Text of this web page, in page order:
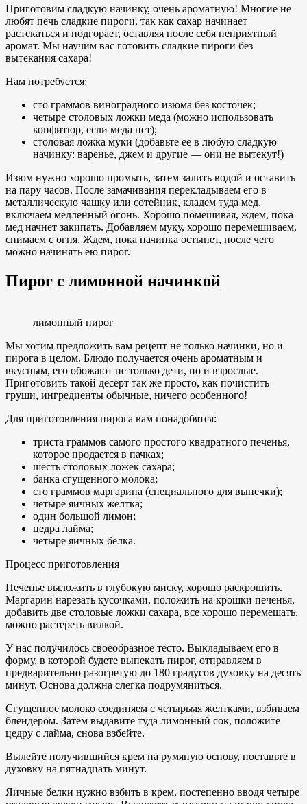
Приготовим сладкую начинку, очень ароматную! Многие не
любят печь сладкие пироги, так как сахар начинает
растекаться и подгорает, оставляя после себя неприятный
аромат. Мы научим вас готовить сладкие пироги без
вытекания сахара!
Нам потребуется:
сто граммов виноградного изюма без косточек;
четыре столовых ложки меда (можно использовать
конфитюр, если меда нет);
столовая ложка муки (добавьте ее в любую сладкую
начинку: варенье, джем и другие — они не вытекут!)
Изюм нужно хорошо промыть, затем залить водой и оставить
на пару часов. После замачивания перекладываем его в
металлическую чашку или сотейник, кладем туда мед,
включаем медленный огонь. Хорошо помешивая, ждем, пока
мед начнет закипать. Добавляем муку, хорошо перемешиваем,
снимаем с огня. Ждем, пока начинка остынет, после чего
можно начинять ею пирог.
Пирог с лимонной начинкой
лимонный пирог
Мы хотим предложить вам рецепт не только начинки, но и
пирога в целом. Блюдо получается очень ароматным и
вкусным, его обожают не только дети, но и взрослые.
Приготовить такой десерт так же просто, как почистить
груши, ингредиенты обычные, ничего особенного!
Для приготовления пирога вам понадобятся:
триста граммов самого простого квадратного печенья,
которое продается в пачках;
шесть столовых ложек сахара;
банка сгущенного молока;
сто граммов маргарина (специального для выпечки);
четыре яичных желтка;
один большой лимон;
цедра лайма;
четыре яичных белка.
Процесс приготовления
Печенье выложить в глубокую миску, хорошо раскрошить.
Маргарин нарезать кусочками, положить на крошки печенья,
добавить две столовые ложки сахара, все хорошо перемешать,
можно растереть вилкой.
У нас получилось своеобразное тесто. Выкладываем его в
форму, в которой будете выпекать пирог, отправляем в
предварительно разогретую до 180 градусов духовку на десять
минут. Основа должна слегка подрумяниться.
Сгущенное молоко соединяем с четырьмя желтками, взбиваем
блендером. Затем выдавите туда лимонный сок, положите
цедру с лайма, снова взбейте.
Вылейте получившийся крем на румяную основу, поставьте в
духовку на пятнадцать минут.
Яичные белки нужно взбить в крем, постепенно вводя четыре